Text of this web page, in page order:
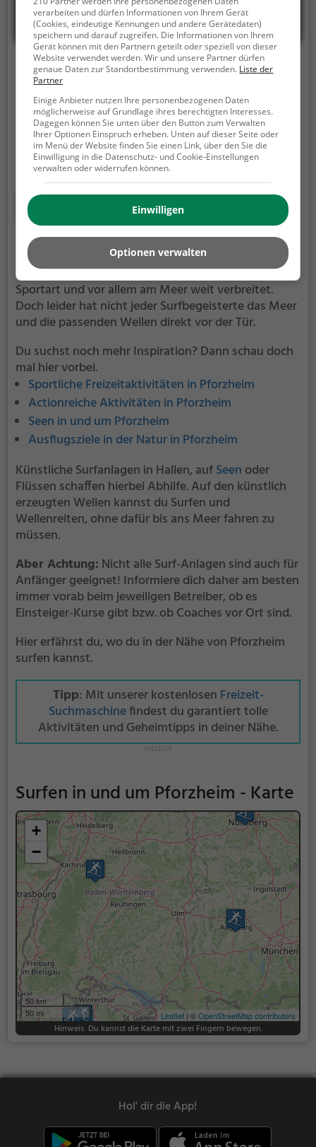
Fuchslochwelle
Adolf-Braun-Straße 65, 90429 Nürnberg
Die Fuchslochwelle ist eine künstlich erzeugte,
sogenannte stehende Surf-Welle in Nürnberg.
dem Wasser der Pegnitz kannst du hier die
mechanisch erzeugten Wellen reiten und deine
Technik perfektionieren. Die Fuchslochwelle ist nur
für erfahrene Surfer geeignet.
Mehr erfahren
Wellenreiten in Pforzheim
Surfen oder auch Wellenreiten ist eine beliebte
Sportart und vor allem am Meer weit verbreitet.
Doch leider hat nicht jeder Surfbegeisterte das Meer
und die passenden Wellen direkt vor der Tür.
Du suchst noch mehr Inspiration? Dann schau doch
mal hier vorbei.
Sportliche Freizeitaktivitäten in Pforzheim
Actionreiche Aktivitäten in Pforzheim
Seen in und um Pforzheim
Ausflugsziele in der Natur in Pforzheim
Künstliche Surfanlagen in Hallen, aufSeen oder
Flüssen schaffen hierbei Abhilfe. Auf den künstlich
erzeugten Wellen kannst du Surfen und
Wellenreiten, ohne dafür bis ans Meer fahren zu
müssen.
Aber Achtung: Nicht alle Surf-Anlagen sind auch für
Anfänger geeignet! Informiere dich daher am besten
immer vorab beim jeweiligen Betreiber, ob es
Einsteiger-Kurse gibt bzw. ob Coaches vor Ort sind.
Hier erfährst du, wo du in der Nähe von Pforzheim
surfen kannst.
Tipp: Mit unserer kostenlosen Freizeit-
Suchmaschinefindest du garantiert tolle
Aktivitäten und Geheimtipps in deiner Nähe.
Surfen in und um Pforzheim - Karte
+
−
50 km
50 mi
Leaflet | ©OpenStreetMap contributors
Hinweis: Du kannst die Karte mit zwei Fingern bewegen.
Hol' dir die App!
verarbeiten und dürfen Informationen von Ihrem Gerät
(Cookies, eindeutige Kennungen und andere Gerätedaten)
speichern und darauf zugreifen. Die Informationen von Ihrem
Gerät können mit den Partnern geteilt oder speziell von dieser
Website verwendet werden. Wir und unsere Partner dürfen
genaue Daten zur Standortbestimmung verwenden. Liste der
Partner
Einige Anbieter nutzen Ihre personenbezogenen Daten
möglicherweise auf Grundlage ihres berechtigten Interesses.
Dagegen können Sie unten über den Button zum Verwalten
Ihrer Optionen Einspruch erheben. Unten auf dieser Seite oder
im Menü der Website finden Sie einen Link, über den Sie die
Einwilligung in die Datenschutz- und Cookie-Einstellungen
verwalten oder widerrufen können.
Einwilligen
Optionen verwalten